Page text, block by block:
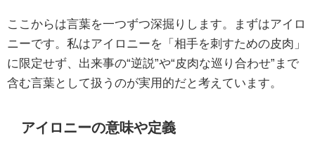
ここからは言葉を一つずつ深掘りします。まずはアイロ
ニーです。私はアイロニーを「相手を刺すための皮肉」
に限定せず、出来事の“逆説”や“皮肉な巡り合わせ”まで
含む言葉として扱うのが実用的だと考えています。
アイロニーの意味や定義